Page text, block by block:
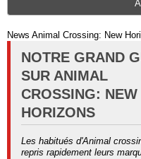
News Animal Crossing: New
NOTRE GRAND
SUR ANIMAL
CROSSING: NEW
HORIZONS
Les habitués d'Animal
repris rapidement leurs